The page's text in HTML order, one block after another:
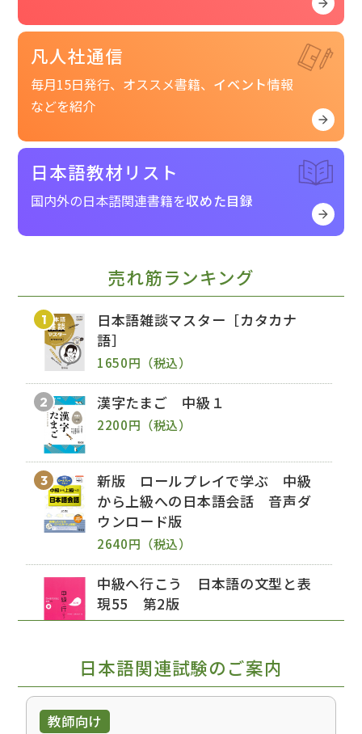
凡人社通信
毎月15日発行、オススメ書籍、 イベント情報
などを紹介
日本語教材リスト
国内外の日本語関連書籍を収めた目録
売れ筋ランキング
日本語雑談マスター［カタカナ
語］
1650円（税込）
漢字たまご 中級１
2200円（税込）
新版 ロールプレイで学ぶ 中級
から上級への日本語会話 音声ダ
ウンロード版
2640円（税込）
中級へ行こう 日本語の文型と表
現55 第2版
2420円（税込）
必ずできる！JLPT「読解」 N3
1980円（税込）
日本語関連試験のご案内
教師向け